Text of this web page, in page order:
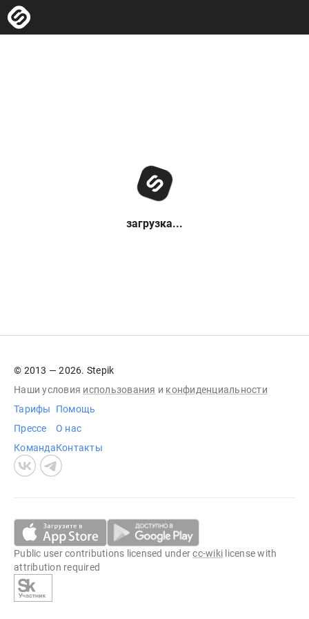
загрузка...
© 2013 — 2026. Stepik
Наши условия использования и конфиденциальности
Тарифы
Прессе
Команда
Помощь
О нас
Контакты
Public user contributions licensed undercc-wiki license with
attribution required